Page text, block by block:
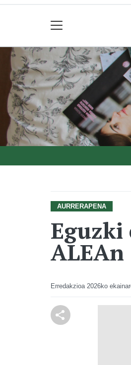
AURRERAPENA
ALEAn
Erredakzioa 2026ko